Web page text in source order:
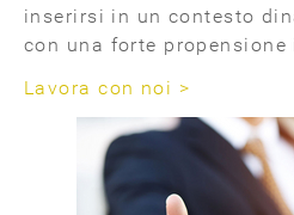
inserirsi in un contesto
con una forte
Lavora con noi >